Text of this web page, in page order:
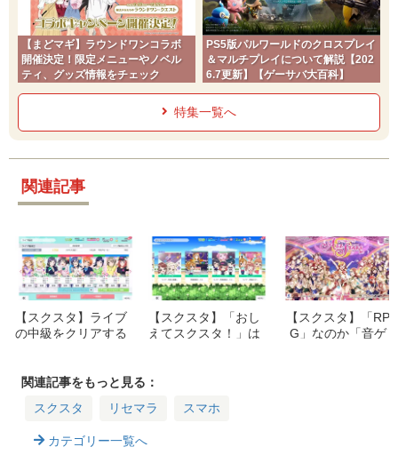
【まどマギ】ラウンドワンコラボ
開催決定！限定メニューやノベル
ティ、グッズ情報をチェック
PS5版パルワールドのクロスプレイ
＆マルチプレイについて解説【202
6.7更新】【ゲーサバ大百科】
特集一覧へ
関連記事
【スクスタ】ライブ
の中級をクリアする
のか！？
【スクスタ】「おし
えてスクスタ！」は
【スクスタ】「RP
G」なのか「音ゲ
関連記事をもっと見る：
スクスタ
リセマラ スマホ
カテゴリー一覧へ